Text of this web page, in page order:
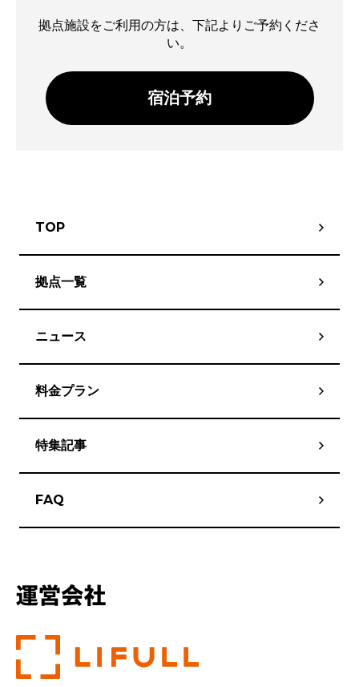
拠点施設をご利用の方は、下記よりご予約くださ
い。
宿泊予約
TOP
拠点一覧
ニュース
料金プラン
特集記事
FAQ